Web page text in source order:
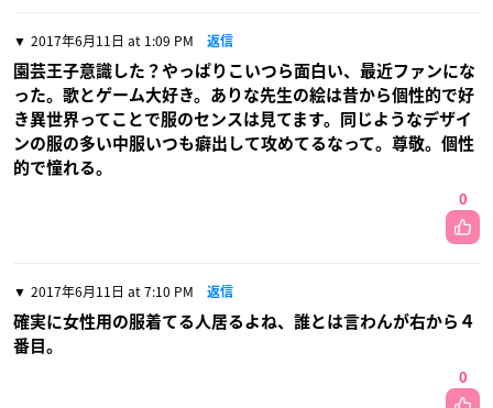
2017年6月11日 at 1:09 PM 返信
園芸王子意識した？やっぱりこいつら面白い、最近ファンにな
った。歌とゲーム大好き。ありな先生の絵は昔から個性的で好
き異世界ってことで服のセンスは見てます。同じようなデザイ
ンの服の多い中服いつも癖出して攻めてるなって。尊敬。個性
的で憧れる。
0
2017年6月11日 at 7:10 PM 返信
確実に女性用の服着てる人居るよね、誰とは言わんが右から４
番目。
0